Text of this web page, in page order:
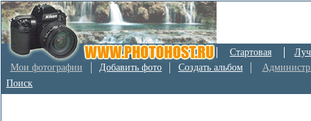
Стартовая
Мои фотографии
Добавить фото Создать альбом
Поиск